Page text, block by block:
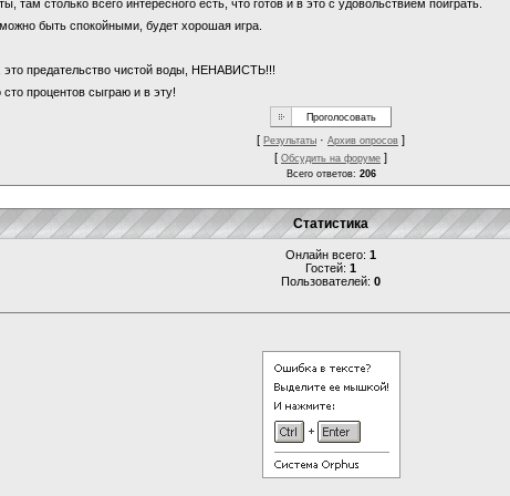
столько всего интересного есть, что готов и в это с удовольствием поиграть.
быть спокойными, будет хорошая игра.
предательство чистой воды, НЕНАВИСТЬ!!!
процентов сыграю и в эту!
[ Результаты · Архив опросов ]
[ Обсудить на форуме ]
Всего ответов: 206
Статистика
Онлайн всего: 1
Гостей: 1
Пользователей: 0